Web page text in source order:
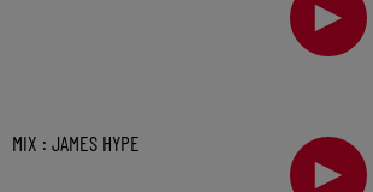
MIX : JAMES HYPE